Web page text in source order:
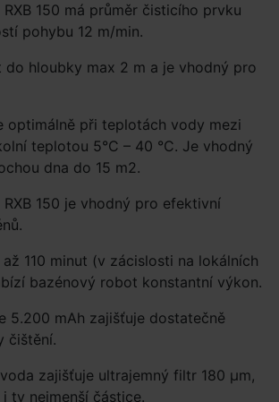
RXB 150 má průměr čisticího prvku
pohybu 12 m/min.
do hloubky max 2 m a je vhodný pro
optimálně při teplotách vody mezi
teplotou 5°C – 40 °C. Je vhodný
dna do 15 m2.
RXB 150 je vhodný pro efektivní
110 minut (v zácislosti na lokálních
bazénový robot konstantní výkon.
5.200 mAh zajišťuje dostatečně
čištění.
zajišťuje ultrajemný filtr 180 μm,
ty nejmenší částice.